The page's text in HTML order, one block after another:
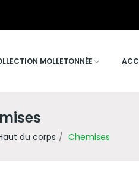
MOLLETONNÉE
du corps Chemises